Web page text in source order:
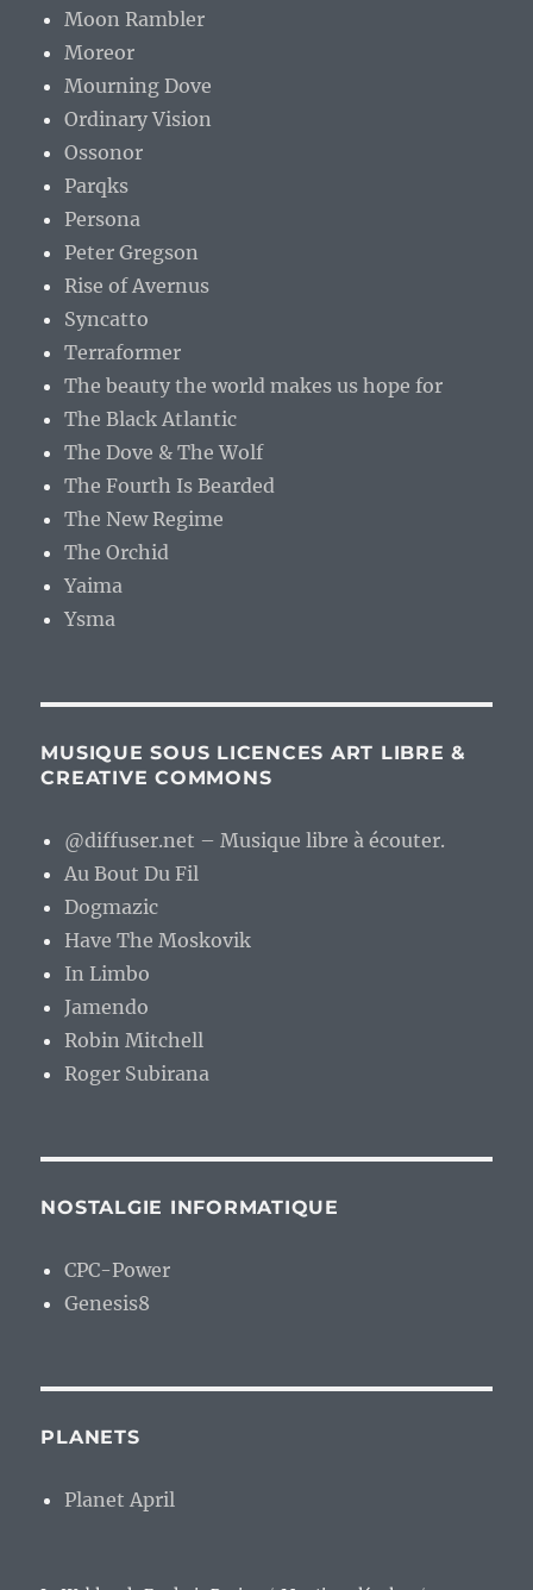
Moon Rambler
Moreor
Mourning Dove
Ordinary Vision
Ossonor
Parqks
Persona
Peter Gregson
Rise of Avernus
Syncatto
Terraformer
The beauty the world makes us hope for
The Black Atlantic
The Dove & The Wolf
The Fourth Is Bearded
The New Regime
The Orchid
Yaima
Ysma
MUSIQUE SOUS LICENCES ART LIBRE &
CREATIVE COMMONS
@diffuser.net – Musique libre à écouter.
Au Bout Du Fil
Dogmazic
Have The Moskovik
In Limbo
Jamendo
Robin Mitchell
Roger Subirana
NOSTALGIE INFORMATIQUE
CPC-Power
Genesis8
PLANETS
Planet April